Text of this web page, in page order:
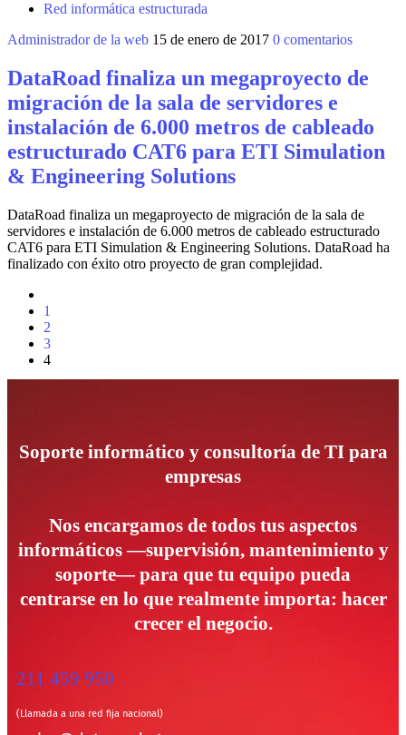
Red informática estructurada
Administrador de la web 15 de enero de 2017 0 comentarios
DataRoad finaliza un megaproyecto de
migración de la sala de servidores e
instalación de 6.000 metros de cableado
estructurado CAT6 para ETI Simulation
& Engineering Solutions
DataRoad finaliza un megaproyecto de migración de la sala de
servidores e instalación de 6.000 metros de cableado estructurado
CAT6 para ETI Simulation & Engineering Solutions. DataRoad ha
finalizado con éxito otro proyecto de gran complejidad.
1
2
3
4
Soporte informático y consultoría de TI para
empresas
Nos encargamos de todos tus aspectos
informáticos —supervisión, mantenimiento y
soporte— para que tu equipo pueda
centrarse en lo que realmente importa: hacer
crecer el negocio.
211 459 950
(Llamada a una red fija nacional)